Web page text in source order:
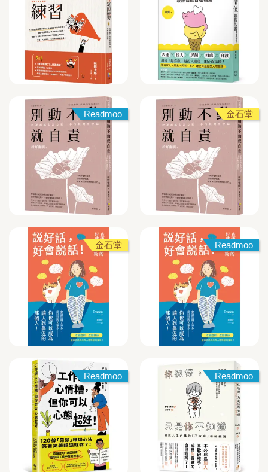
Readmoo 金石堂
金石堂 Readmoo
Readmoo Readmoo